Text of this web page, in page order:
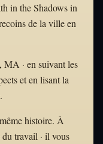
in the Shadows in
de la ville en
MA · en suivant les
et en lisant la
histoire. À
travail · il vous